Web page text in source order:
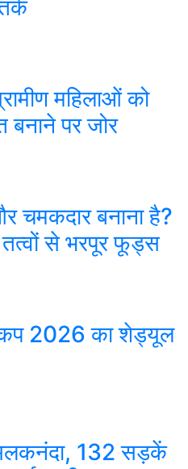
महिलाओं को
पर जोर
चमकदार बनाना है?
तत्वों से भरपूर फूड्स
कप 2026 का शेड्यूल
132 सड़कें